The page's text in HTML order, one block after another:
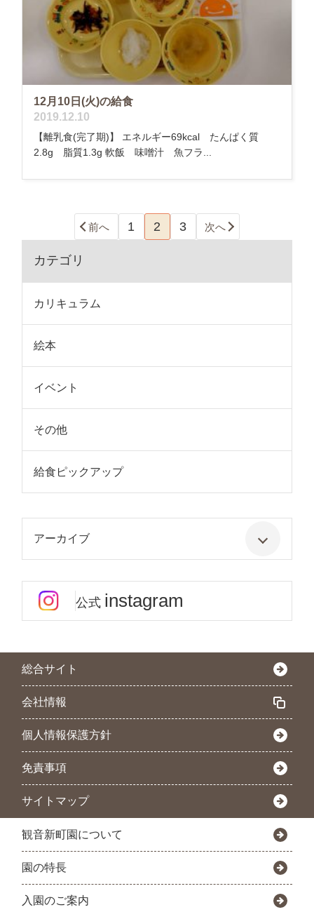
12月10日(火)の給食
2019.12.10
【離乳食(完了期)】 エネルギー69kcal たんぱく質
2.8g 脂質1.3g 軟飯 味噌汁 魚フラ...
前へ 1 2 3 次へ
カテゴリ
カリキュラム
絵本
イベント
その他
給食ピックアップ
アーカイブ
公式 instagram
総合サイト
会社情報
個人情報保護方針
免責事項
サイトマップ
観音新町園について
園の特長
入園のご案内